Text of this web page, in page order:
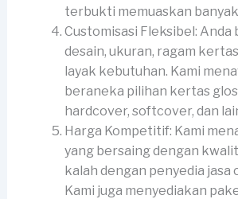
terbukti memuaskan
Customisasi Fleksibel: Anda
desain, ukuran, ragam
layak kebutuhan. Kami
beraneka pilihan kertas
hardcover, softcover, dan
Harga Kompetitif: Kami
yang bersaing dengan
kalah dengan penyedia jasa
Kami juga menyediakan